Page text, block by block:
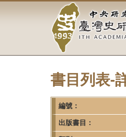
容
中
央
研
究
院-
臺
灣
書目列表-
編號：
出版書目：